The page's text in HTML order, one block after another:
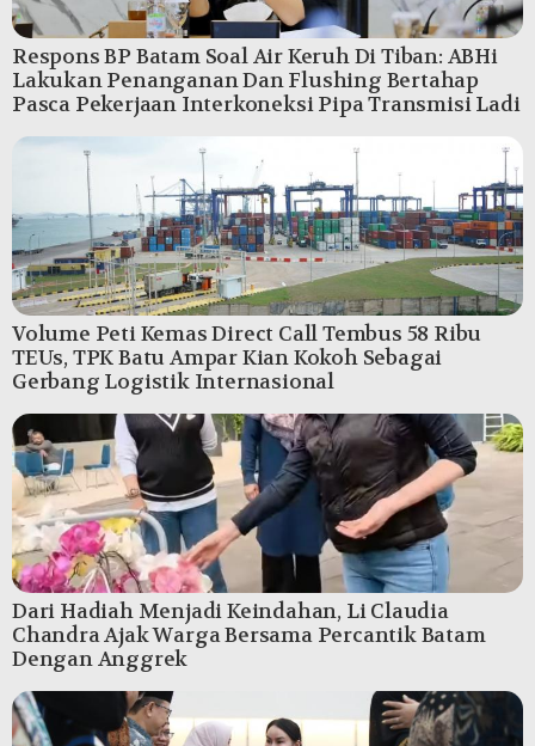
Respons BP Batam Soal Air Keruh Di Tiban: ABHi
Lakukan Penanganan Dan Flushing Bertahap
Pasca Pekerjaan Interkoneksi Pipa Transmisi Ladi
Volume Peti Kemas Direct Call Tembus 58 Ribu
TEUs, TPK Batu Ampar Kian Kokoh Sebagai
Gerbang Logistik Internasional
Dari Hadiah Menjadi Keindahan, Li Claudia
Chandra Ajak Warga Bersama Percantik Batam
Dengan Anggrek